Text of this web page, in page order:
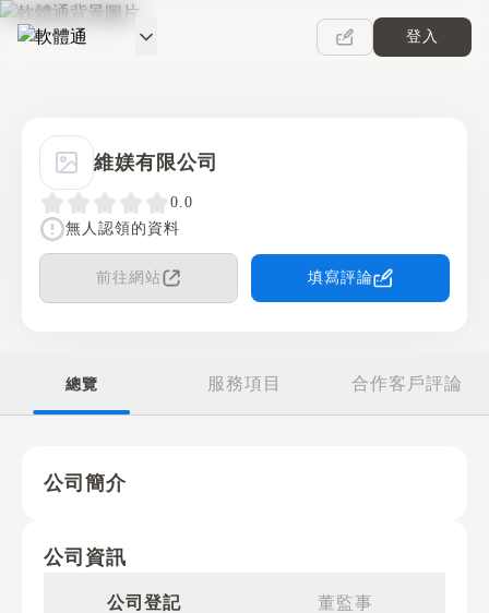
軟體通
登入
維媄有限公司
0.0
無人認領的資料
前往網站 填寫評論
總覽 服務項目 合作客戶評論
公司簡介
公司資訊
公司登記 董監事